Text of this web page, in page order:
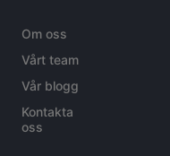
Om oss
Vårt team
Vår blogg
Kontakta
oss